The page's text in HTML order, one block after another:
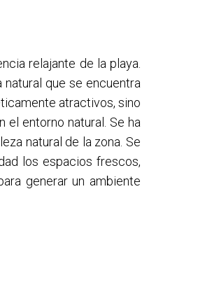
relajante de la playa.
que se encuentra
atractivos, sino
entorno natural. Se ha
natural de la zona. Se
los espacios frescos,
generar un ambiente